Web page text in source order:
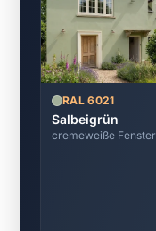
RAL 6021
Salbeigrün
cremeweiße Fenster